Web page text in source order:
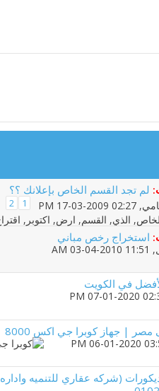
لم تجد القسم الخاص بإعلانك ؟؟
‏, 17-03-2009 02:27 PM
1
2
استخراج رخص مباني
‏, 03-04-2010 11:51 AM
في الكويت
| جهاز كوبرا جي اكس 8000
(شركه عقاري للتنميه واداره